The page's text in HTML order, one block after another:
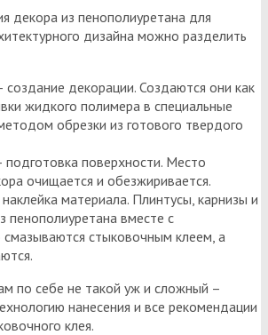
декора из пенополиуретана для
дизайна можно разделить
декорации. Создаются они как
жидкого полимера в специальные
обрезки из готового твердого
поверхности. Место
очищается и обезжиривается.
материала. Плинтусы, карнизы и
пенополиуретана вместе с
стыковочным клеем, а
по себе не такой уж и сложный –
нанесения и все рекомендации
клея.